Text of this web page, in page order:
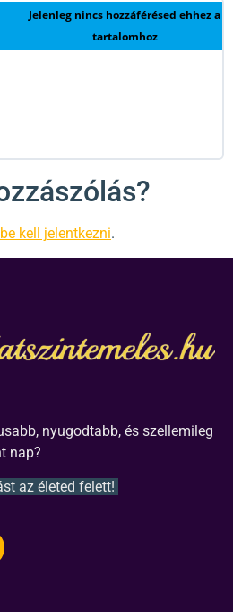
Jelenleg nincs hozzáférésed ehhez a
tartalomhoz
be kell jelentkezni.
nyugodtabb, és szellemileg
nap?
az életed felett!